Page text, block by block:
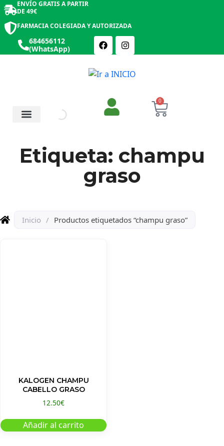
ENVÍO GRATIS A PARTIR
DE 49€
FARMACIA COLEGIADA Y AUTORIZADA
684656112
(WhatsApp)
0
Etiqueta: champu
graso
Inicio / Productos etiquetados “champu graso”
KALOGEN CHAMPU
CABELLO GRASO
12.50€
Añadir al carrito